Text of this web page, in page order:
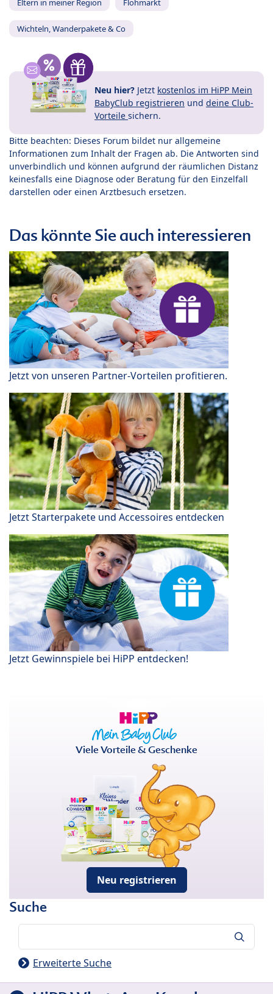
Eltern in meiner Region Flohmarkt
Wichteln, Wanderpakete & Co
Neu hier? Jetzt kostenlos im HiPP Mein
BabyClub registrieren und deine Club-
Vorteile sichern.
Bitte beachten: Dieses Forum bildet nur allgemeine
Informationen zum Inhalt der Fragen ab. Die Antworten sind
unverbindlich und können aufgrund der räumlichen Distanz
keinesfalls eine Diagnose oder Beratung für den Einzelfall
darstellen oder einen Arztbesuch ersetzen.
Das könnte Sie auch interessieren
Jetzt von unseren Partner-Vorteilen profitieren.
Jetzt Starterpakete und Accessoires entdecken
Jetzt Gewinnspiele bei HiPP entdecken!
Viele Vorteile & Geschenke
Neu registrieren
Suche
Erweiterte Suche